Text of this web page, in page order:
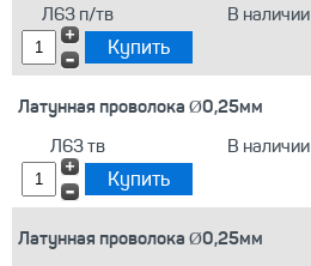
Л63 п/тв
В наличии
Латунная проволока Ø0,25мм
Л63 тв
В наличии
Латунная проволока Ø0,25мм